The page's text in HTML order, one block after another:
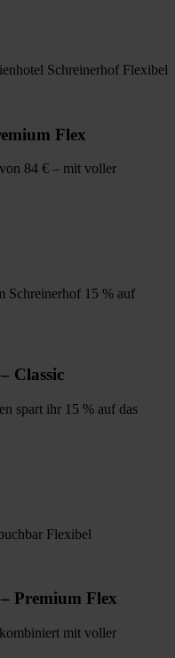
Flexibel
Flex
84 € – mit voller
15 % auf
Classic
spart ihr 15 % auf das
Flexibel
Premium Flex
mit voller